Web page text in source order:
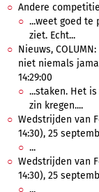
Andere
...weet goed te
ziet. Echt...
Nieuws,
niet niemals
14:29:00
...staken. Het
zin kregen....
Wedstrijden van
14:30), 25
...
Wedstrijden van
14:30), 25
...